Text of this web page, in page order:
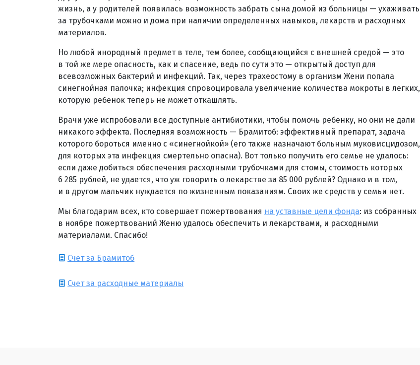
жизнь, а у родителей появилась возможность забрать сына домой из больницы — ухаживать
за трубочками можно и дома при наличии определенных навыков, лекарств и расходных
материалов.
Но любой инородный предмет в теле, тем более, сообщающийся с внешней средой — это
в той же мере опасность, как и спасение, ведь по сути это — открытый доступ для
всевозможных бактерий и инфекций. Так, через трахеостому в организм Жени попала
синегнойная палочка; инфекция спровоцировала увеличение количества мокроты в легких,
которую ребенок теперь не может откашлять.
Врачи уже испробовали все доступные антибиотики, чтобы помочь ребенку, но они не дали
никакого эффекта. Последняя возможность — Брамитоб: эффективный препарат, задача
которого бороться именно с «синегнойкой» (его также назначают больным муковисцидозом,
для которых эта инфекция смертельно опасна). Вот только получить его семье не удалось:
если даже добиться обеспечения расходными трубочками для стомы, стоимость которых
6 285 рублей, не удается, что уж говорить о лекарстве за 85 000 рублей? Однако и в том,
и в другом мальчик нуждается по жизненным показаниям. Своих же средств у семьи нет.
Мы благодарим всех, кто совершает пожертвования на уставные цели фонда: из собранных
в ноябре пожертвований Женю удалось обеспечить и лекарствами, и расходными
материалами. Спасибо!
Счет за Брамитоб
Счет за расходные материалы